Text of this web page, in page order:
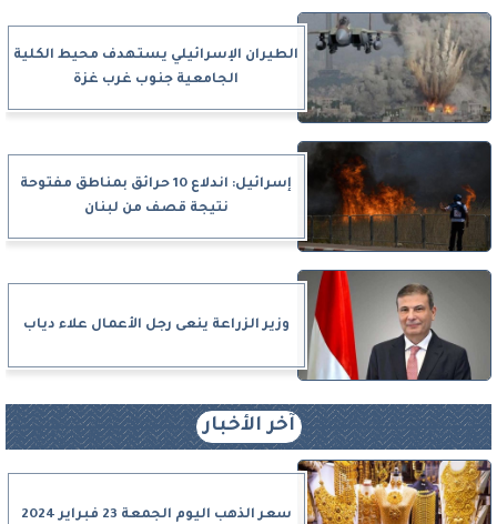
الطيران الإسرائيلي يستهدف محيط الكلية
الجامعية جنوب غرب غزة
إسرائيل: اندلاع 10 حرائق بمناطق مفتوحة
نتيجة قصف من لبنان
وزير الزراعة ينعى رجل الأعمال علاء دياب
آخر الأخبار
سعر الذهب اليوم الجمعة 23 فبراير 2024